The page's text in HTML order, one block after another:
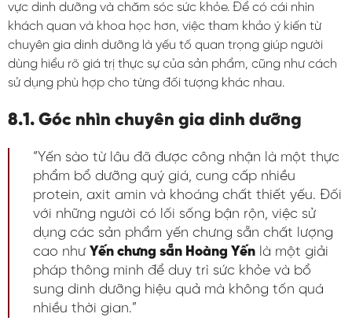
vực dinh dưỡng và chăm sóc sức khỏe. Để có cái nhìn
khách quan và khoa học hơn, việc tham khảo ý kiến từ
chuyên gia dinh dưỡng là yếu tố quan trọng giúp người
dùng hiểu rõ giá trị thực sự của sản phẩm, cũng như cách
sử dụng phù hợp cho từng đối tượng khác nhau.
8.1. Góc nhìn chuyên gia dinh dưỡng
“Yến sào từ lâu đã được công nhận là một thực
phẩm bổ dưỡng quý giá, cung cấp nhiều
protein, axit amin và khoáng chất thiết yếu. Đối
với những người có lối sống bận rộn, việc sử
dụng các sản phẩm yến chưng sẵn chất lượng
cao như Yến chưng sẵn Hoàng Yến là một giải
pháp thông minh để duy trì sức khỏe và bổ
sung dinh dưỡng hiệu quả mà không tốn quá
nhiều thời gian.”